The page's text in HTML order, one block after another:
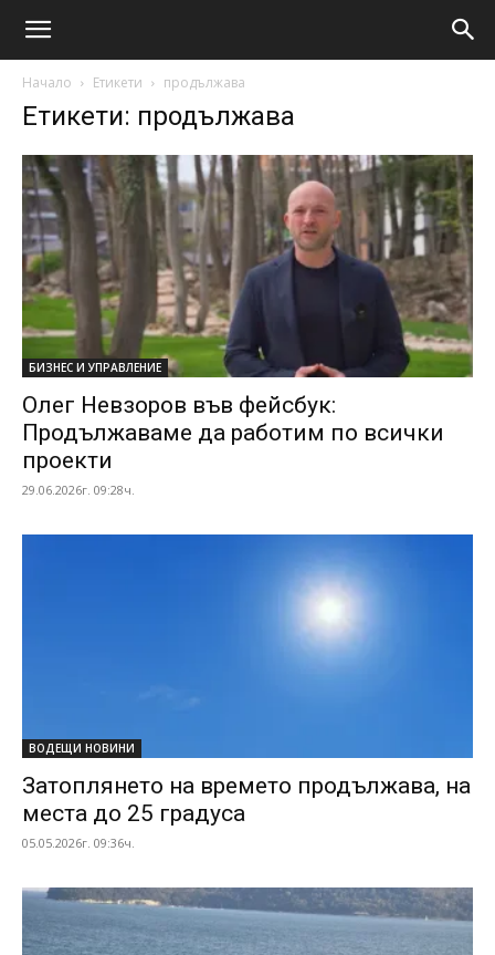
Начало Етикети продължава
Етикети: продължава
БИЗНЕС И УПРАВЛЕНИЕ
Олег Невзоров във фейсбук:
Продължаваме да работим по всички
проекти
29.06.2026г. 09:28ч.
ВОДЕЩИ НОВИНИ
Затоплянето на времето продължава, на
места до 25 градуса
05.05.2026г. 09:36ч.